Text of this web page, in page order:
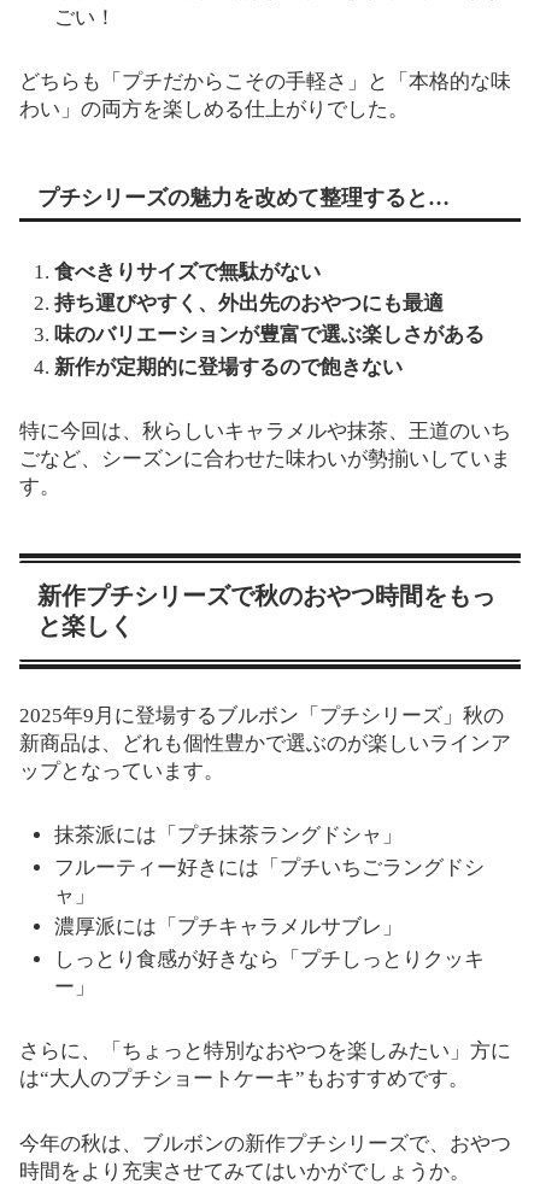
ごい！
どちらも「プチだからこその手軽さ」と「本格的な味
わい」の両方を楽しめる仕上がりでした。
プチシリーズの魅力を改めて整理すると…
食べきりサイズで無駄がない
持ち運びやすく、外出先のおやつにも最適
味のバリエーションが豊富で選ぶ楽しさがある
新作が定期的に登場するので飽きない
特に今回は、秋らしいキャラメルや抹茶、王道のいち
ごなど、シーズンに合わせた味わいが勢揃いしていま
す。
新作プチシリーズで秋のおやつ時間をもっ
と楽しく
2025年9月に登場するブルボン「プチシリーズ」秋の
新商品は、どれも個性豊かで選ぶのが楽しいラインア
ップとなっています。
抹茶派には「プチ抹茶ラングドシャ」
フルーティー好きには「プチいちごラングドシ
ャ」
濃厚派には「プチキャラメルサブレ」
しっとり食感が好きなら「プチしっとりクッキ
ー」
さらに、「ちょっと特別なおやつを楽しみたい」方に
は“大人のプチショートケーキ”もおすすめです。
今年の秋は、ブルボンの新作プチシリーズで、おやつ
時間をより充実させてみてはいかがでしょうか。